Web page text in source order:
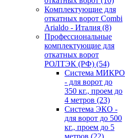
Комплектующие для
откатных ворот Combi
Arialdo - Италия (8)
Профессиональные
комплектующие для
откатных ворот
РОЛТЭК (РФ) (54)
Система МИКРО
- для ворот до
350 кг., проем до
4 метров (23)
Система ЭКО -
для ворот до 500
кг., проем до 5
метров (22)